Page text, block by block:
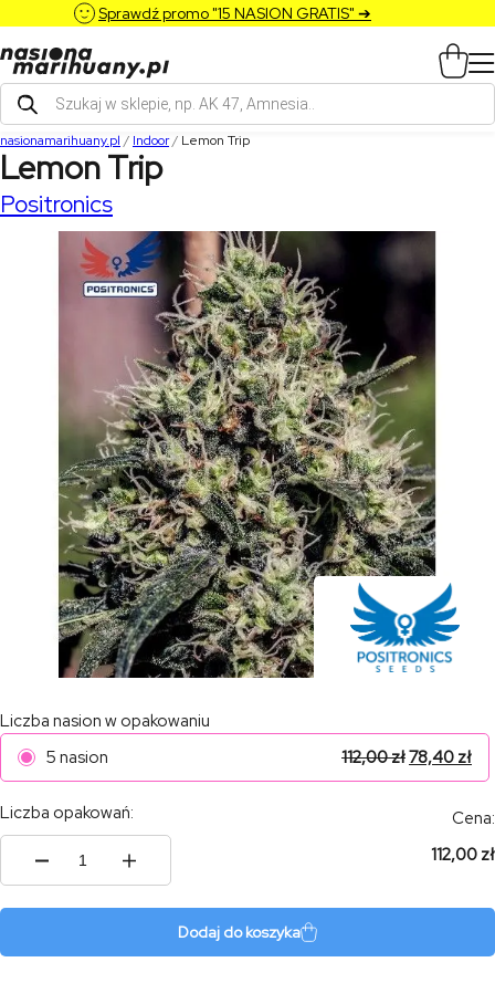
Sprawdź promo "15 NASION GRATIS" ➔
Wyszukiwarka
produktów
nasionamarihuany.pl / Indoor/ Lemon Trip
Lemon Trip
Positronics
Liczba nasion w opakowaniu
5 nasion
112,00zł78,40 zł
Liczba opakowań:
ilość
Cena:
112,00 zł
Dodaj do koszyka